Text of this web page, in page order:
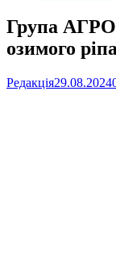
Група
озимого
Редакція29.08.2024